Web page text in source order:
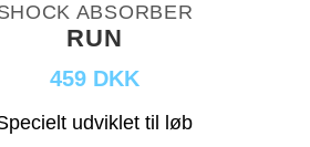
ABSORBER
RUN
459 DKK
udviklet til løb